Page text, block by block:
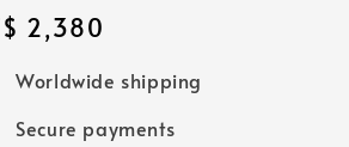
2,380
Worldwide shipping
Secure payments